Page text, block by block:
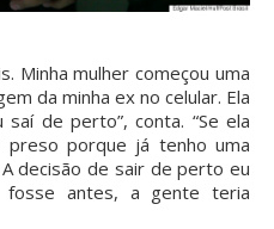
Minha mulher começou uma
da minha ex no celular. Ela
de perto”, conta. “Se ela
preso porque já tenho uma
A decisão de sair de perto eu
fosse antes, a gente teria